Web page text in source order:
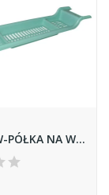
BRZOZÓW-PÓŁKA NA WANNE